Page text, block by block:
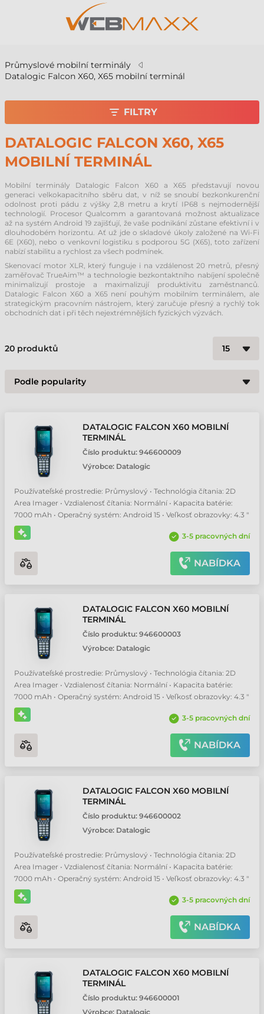
Průmyslové mobilní terminály
Datalogic Falcon X60, X65 mobilní terminál
DATALOGIC FALCON X60, X65
MOBILNÍ TERMINÁL
Mobilní terminály Datalogic Falcon X60 a X65 představují novou
generaci velkokapacitního sběru dat, v níž se snoubí bezkonkurenční
odolnost proti pádu z výšky 2,8 metru a krytí IP68 s nejmodernější
technologií. Procesor Qualcomm a garantovaná možnost aktualizace
až na systém Android 19 zajišťují, že vaše podnikání zůstane efektivní i v
dlouhodobém horizontu. Ať už jde o skladové úkoly založené na Wi-Fi
6E (X60), nebo o venkovní logistiku s podporou 5G (X65), toto zařízení
nabízí stabilitu a rychlost za všech podmínek.
Skenovací motor XLR, který funguje i na vzdálenost 20 metrů, přesný
zaměřovač TrueAim™ a technologie bezkontaktního nabíjení společně
minimalizují prostoje a maximalizují produktivitu zaměstnanců.
Datalogic Falcon X60 a X65 není pouhým mobilním terminálem, ale
strategickým pracovním nástrojem, který zaručuje přesný a rychlý tok
obchodních dat i při těch nejextrémnějších fyzických výzvách.
20 produktů
DATALOGIC FALCON X60 MOBILNÍ
TERMINÁL
Číslo produktu: 946600009
Výrobce: Datalogic
Používateľské prostredie: Průmyslový • Technológia čítania: 2D
Area Imager • Vzdialenosť čítania: Normální • Kapacita batérie:
7000 mAh • Operačný systém: Android 15 • Veľkosť obrazovky: 4.3 "
3-5 pracovných dní
NABÍDKA
DATALOGIC FALCON X60 MOBILNÍ
TERMINÁL
Číslo produktu: 946600003
Výrobce: Datalogic
Používateľské prostredie: Průmyslový • Technológia čítania: 2D
Area Imager • Vzdialenosť čítania: Normální • Kapacita batérie:
7000 mAh • Operačný systém: Android 15 • Veľkosť obrazovky: 4.3 "
3-5 pracovných dní
NABÍDKA
DATALOGIC FALCON X60 MOBILNÍ
TERMINÁL
Číslo produktu: 946600002
Výrobce: Datalogic
Používateľské prostredie: Průmyslový • Technológia čítania: 2D
Area Imager • Vzdialenosť čítania: Normální • Kapacita batérie:
7000 mAh • Operačný systém: Android 15 • Veľkosť obrazovky: 4.3 "
3-5 pracovných dní
NABÍDKA
DATALOGIC FALCON X60 MOBILNÍ
TERMINÁL
Číslo produktu: 946600001
Výrobce: Datalogic
FILTRY